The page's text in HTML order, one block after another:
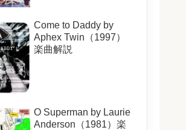
Come to Daddy by
Aphex Twin（1997）
楽曲解説
O Superman by Laurie
Anderson（1981）楽